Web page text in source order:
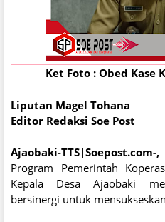
Ket Foto : Obed Kase
Liputan Magel Tohana
Editor Redaksi Soe Post
Ajaobaki-
Program Pemerintah
Kepala Desa Ajaobaki
bersinergi untuk